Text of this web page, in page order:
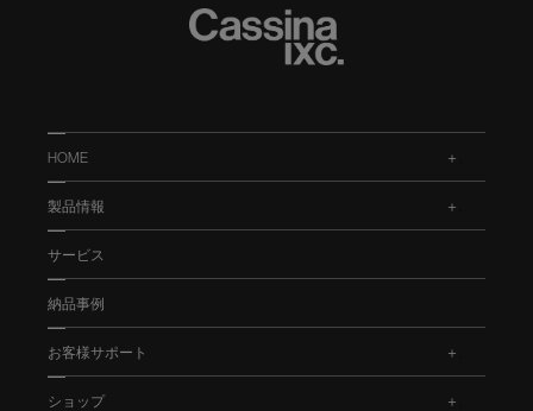
HOME
製品情報
サービス
納品事例
お客様サポート
ショップ